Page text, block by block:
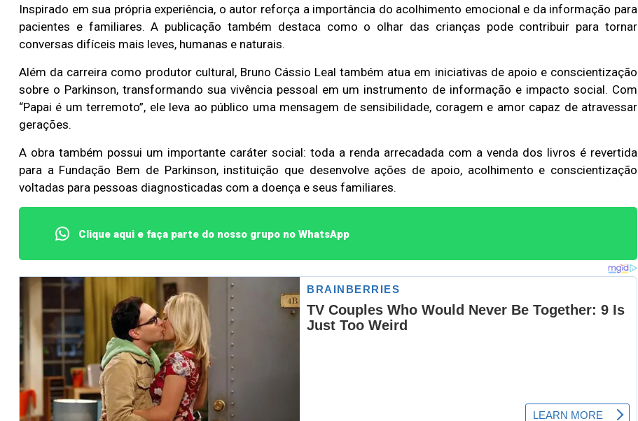
Inspirado em sua própria experiência, o autor reforça a importância do acolhimento emocional e da informação para
pacientes e familiares. A publicação também destaca como o olhar das crianças pode contribuir para tornar
conversas difíceis mais leves, humanas e naturais.
Além da carreira como produtor cultural, Bruno Cássio Leal também atua em iniciativas de apoio e conscientização
sobre o Parkinson, transformando sua vivência pessoal em um instrumento de informação e impacto social. Com
“Papai é um terremoto”, ele leva ao público uma mensagem de sensibilidade, coragem e amor capaz de atravessar
gerações.
A obra também possui um importante caráter social: toda a renda arrecadada com a venda dos livros é revertida
para a Fundação Bem de Parkinson, instituição que desenvolve ações de apoio, acolhimento e conscientização
voltadas para pessoas diagnosticadas com a doença e seus familiares.
Clique aqui e faça parte do nosso grupo no WhatsApp
3755 (06/08/26)
07 08 09 11
22 23 24
Lotomania
Concurso 2959 (05/08/26)
05 08 10 12 22 27 33
35 36 43 49 50 56
Ver detalhes
Duplasena
Concurso 2992 (05/08/26)
10 14 16 21 30 31